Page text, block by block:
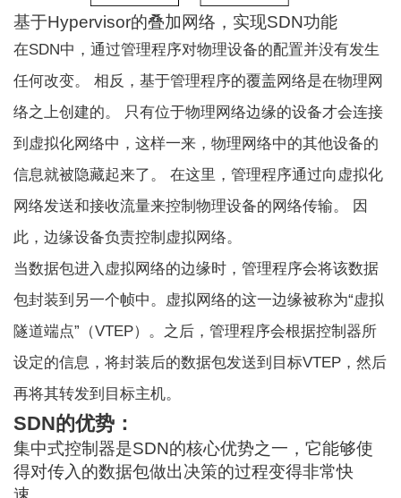
基于Hypervisor的叠加网络，实现SDN功能
在SDN中，通过管理程序对物理设备的配置并没有发生
任何改变。 相反，基于管理程序的覆盖网络是在物理网
络之上创建的。 只有位于物理网络边缘的设备才会连接
到虚拟化网络中，这样一来，物理网络中的其他设备的
信息就被隐藏起来了。 在这里，管理程序通过向虚拟化
网络发送和接收流量来控制物理设备的网络传输。 因
此，边缘设备负责控制虚拟网络。
当数据包进入虚拟网络的边缘时，管理程序会将该数据
包封装到另一个帧中。虚拟网络的这一边缘被称为“虚拟
隧道端点”（VTEP）。之后，管理程序会根据控制器所
设定的信息，将封装后的数据包发送到目标VTEP，然后
再将其转发到目标主机。
SDN的优势：
集中式控制器是SDN的核心优势之一，它能够使
得对传入的数据包做出决策的过程变得非常快